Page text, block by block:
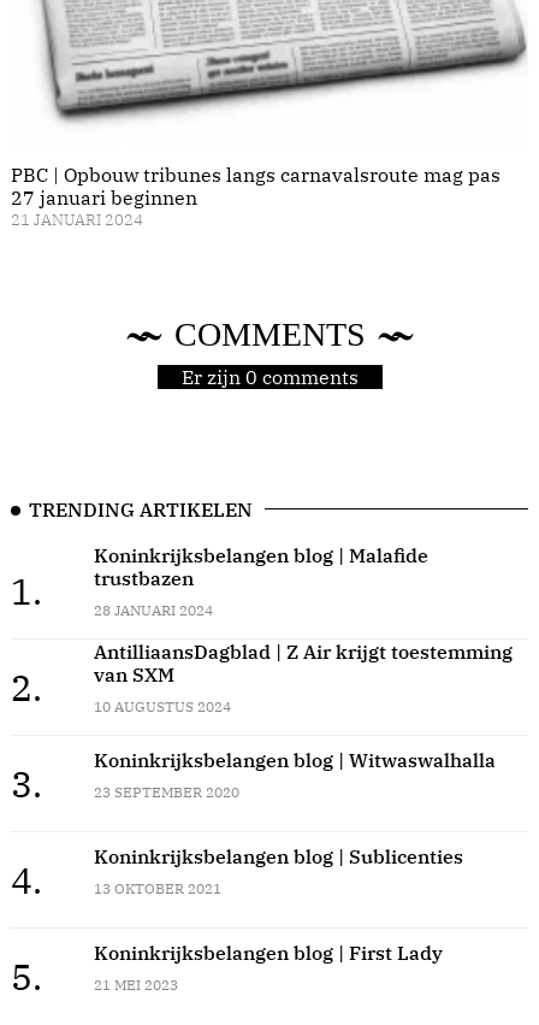
PBC | Opbouw tribunes langs carnavalsroute mag pas
27 januari beginnen
21 JANUARI 2024
COMMENTS
Er zijn 0 comments
TRENDING ARTIKELEN
1.
Koninkrijksbelangen blog | Malafide
trustbazen
28 JANUARI 2024
2.
AntilliaansDagblad | Z Air krijgt toestemming
van SXM
10 AUGUSTUS 2024
3.
Koninkrijksbelangen blog | Witwaswalhalla
23 SEPTEMBER 2020
4.
Koninkrijksbelangen blog | Sublicenties
13 OKTOBER 2021
5.
Koninkrijksbelangen blog | First Lady
21 MEI 2023